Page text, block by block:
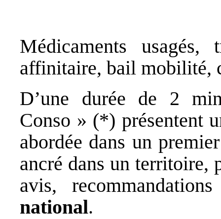
Médicaments usagés,
affinitaire, bail mobilité,
D’une durée de 2
Conso » (*) présentent
abordée dans un
ancré dans un territoire,
avis,
national.